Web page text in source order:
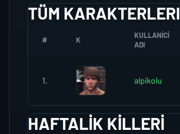
TÜM KARAKTERLERI
# K
KULLANICI
ADI
1. alpikolu
HAFTALIK KILLERI